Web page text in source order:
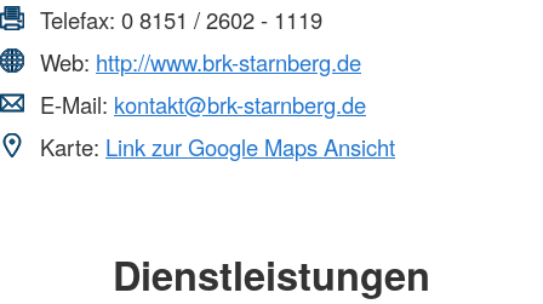
Telefax: 0 8151 / 2602 - 1119
Web: http://www.brk-starnberg.de
E-Mail: kontakt@brk-starnberg.de
Karte: Link zur Google Maps Ansicht
Dienstleistungen